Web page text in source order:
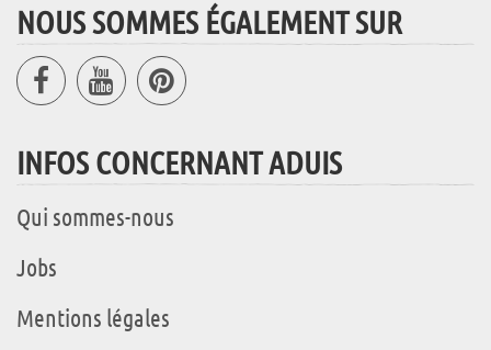
NOUS SOMMES ÉGALEMENT SUR
INFOS CONCERNANT ADUIS
Qui sommes-nous
Jobs
Mentions légales